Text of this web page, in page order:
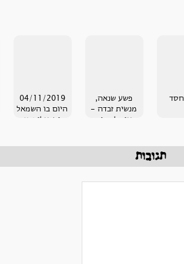
פשע שנאה,
מנשית זבדה -
איך למחוק
04/11/2019
היום בו השמאל
הישראלי נרצח
תגובות